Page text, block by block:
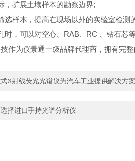
扩展土壤样本的勘察边界;
样本，提高在现场以外的实验室检测
，可以对空心、RAB、RC 、钻石芯
为仪景通一级品牌代理商，拥有完整
X射线荧光光谱仪为汽车工业提供解决方案
择进口手持光谱分析仪